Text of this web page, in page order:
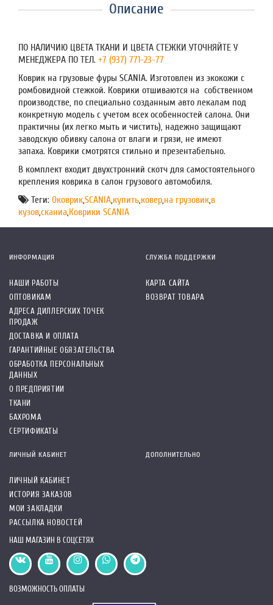
Описание
ПО НАЛИЧИЮ ЦВЕТА ТКАНИ И ЦВЕТА СТЕЖКИ УТОЧНЯЙТЕ У
МЕНЕДЖЕРА ПО ТЕЛ. +7 (937) 771-23-77
Коврик на грузовые фуры SCANIA. Изготовлен из экокожи с
ромбовидной стежкой. Коврики отшиваются на собственном
производстве, по специально созданным авто лекалам под
конкретную модель с учетом всех особенностей салона. Они
практичны (их легко мыть и чистить), надежно защищают
заводскую обивку салона от влаги и грязи, не имеют
запаха. Коврики смотрятся стильно и презентабельно.
В комплект входит двухстронний скотч для самостоятельного
крепления коврика в салон грузового автомобиля.
Теги: 0коврик,SCANIA,купить,ковер,на грузовик,в
кузов,сканиа,Коврики SCANIA
ИНФОРМАЦИЯ
НАШИ РАБОТЫ
ОПТОВИКАМ
АДРЕСА ДИЛЛЕРСКИХ ТОЧЕК
ПРОДАЖ
ДОСТАВКА И ОПЛАТА
ГАРАНТИЙНЫЕ ОБЯЗАТЕЛЬСТВА
ОБРАБОТКА ПЕРСОНАЛЬНЫХ
ДАННЫХ
О ПРЕДПРИЯТИИ
ТКАНИ
БАХРОМА
СЕРТИФИКАТЫ
СЛУЖБА ПОДДЕРЖКИ
КАРТА САЙТА
ВОЗВРАТ ТОВАРА
ЛИЧНЫЙ КАБИНЕТ
ЛИЧНЫЙ КАБИНЕТ
ИСТОРИЯ ЗАКАЗОВ
МОИ ЗАКЛАДКИ
РАССЫЛКА НОВОСТЕЙ
ДОПОЛНИТЕЛЬНО
НАШ МАГАЗИН В СОЦСЕТЯХ
ВОЗМОЖНОСТЬ ОПЛАТЫ